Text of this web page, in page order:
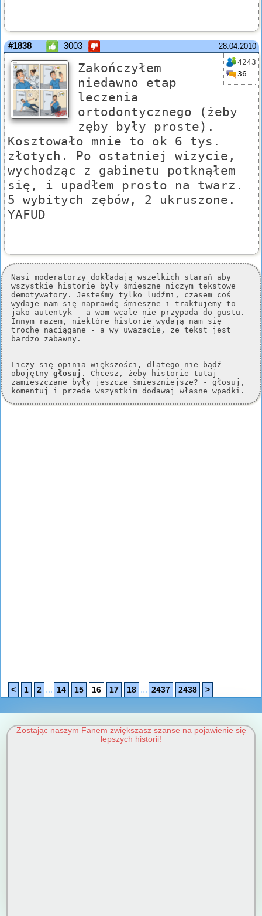
28.04.2010
#1838 3003
4243
36
Zakończyłem
niedawno etap
leczenia
ortodontycznego (żeby
zęby były proste).
Kosztowało mnie to ok 6 tys.
złotych. Po ostatniej wizycie,
wychodząc z gabinetu potknąłem
się, i upadłem prosto na twarz.
5 wybitych zębów, 2 ukruszone.
YAFUD
Nasi moderatorzy dokładają wszelkich starań aby
wszystkie historie były śmieszne niczym tekstowe
demotywatory. Jesteśmy tylko ludźmi, czasem coś
wydaje nam się naprawdę śmieszne i traktujemy to
jako autentyk - a wam wcale nie przypada do gustu.
Innym razem, niektóre historie wydają nam się
trochę naciągane - a wy uważacie, że tekst jest
bardzo zabawny.
Liczy się opinia większości, dlatego nie bądź
obojętny głosuj . Chcesz, żeby historie tutaj
zamieszczane były jeszcze śmieszniejsze? - głosuj,
komentuj i przede wszystkim dodawaj własne wpadki.
< 1 2 ... 14 15 16 17 18 ... 2437 2438 >
Zostając naszym Fanem zwiększasz szanse na pojawienie się
lepszych historii!